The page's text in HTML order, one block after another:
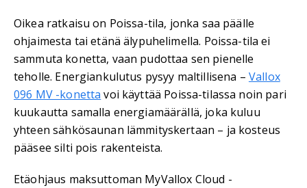
Oikea ratkaisu on Poissa-tila, jonka saa päälle
ohjaimesta tai etänä älypuhelimella. Poissa-tila ei
sammuta konetta, vaan pudottaa sen pienelle
teholle. Energiankulutus pysyy maltillisena – Vallox
096 MV -konetta voi käyttää Poissa-tilassa noin pari
kuukautta samalla energiamäärällä, joka kuluu
yhteen sähkösaunan lämmityskertaan – ja kosteus
pääsee silti pois rakenteista.
Etäohjaus maksuttoman MyVallox Cloud -